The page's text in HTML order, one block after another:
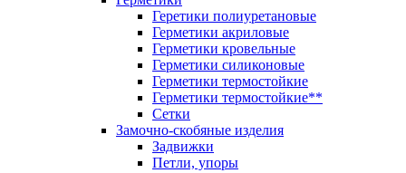
Геретики полиуретановые
Герметики акриловые
Герметики кровельные
Герметики силиконовые
Герметики термостойкие
Герметики термостойкие**
Сетки
Замочно-скобяные изделия
Задвижки
Петли, упоры